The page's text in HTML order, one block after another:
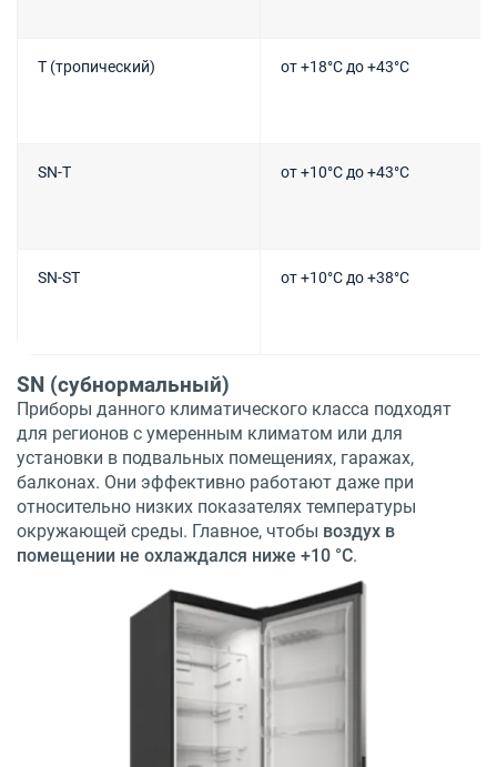
T (тропический) от +18°C до +43°C
SN-T от +10°C до +43°C
SN-ST от +10°C до +38°C
SN (субнормальный)
Приборы данного климатического класса подходят
для регионов с умеренным климатом или для
установки в подвальных помещениях, гаражах,
балконах. Они эффективно работают даже при
относительно низких показателях температуры
окружающей среды. Главное, чтобы воздух в
помещении не охлаждался ниже +10 °С.